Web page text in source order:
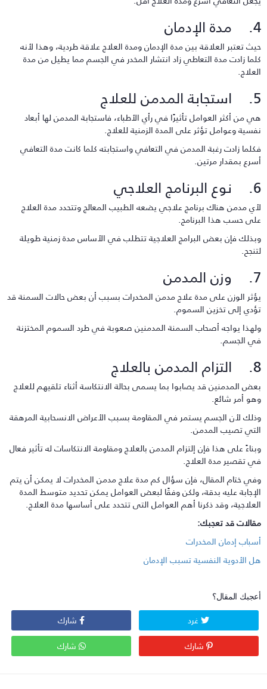
تعتبر العلاقة بين مدة الإدمان ومدة العلاج علاقة طردية، وهذا لأنه
زادت مدة التعاطي زاد انتشار المخدر في الجسم مما يطيل من مدة
من أكثر العوامل تأثيرًا في رأي الأطباء، فاستجابة المدمن لها أبعاد
وعوامل تؤثر على المدة الزمنية للعلاج.
زادت رغبة المدمن في التعافي واستجابته كلما كانت مدة التعافي
بمقدار مرتين.
مدمن هناك برنامج علاجي يضعه الطبيب المعالج وتتحدد مدة العلاج
حسب هذا البرنامج.
فإن بعض البرامج العلاجية تتطلب في الأساس مدة زمنية طويلة
الوزن على مدة علاج مدمن المخدرات بسبب أن بعض حالات السمنة قد
إلى تخزين السموم.
يواجه أصحاب السمنة المدمنين صعوبة في طرد السموم المختزنة
الجسم.
المدمنين قد يصابوا بما يسمى بحالة الانتكاسة أثناء تلقيهم للعلاج
أمر شائع.
لأن الجسم يستمر في المقاومة بسبب الأعراض الانسحابية المرهقة
تصيب المدمن.
على هذا فإن إلتزام المدمن بالعلاج ومقاومة الانتكاسات له تأثير فعال
تقصير مدة العلاج.
ختام المقال، فإن سؤال كم مدة علاج مدمن المخدرات لا يمكن أن يتم
عليه بدقة، ولكن وفقًا لبعض العوامل يمكن تحديد متوسط المدة
وقد ذكرنا أهم العوامل التى تتحدد على أساسها مدة العلاج.
قد تعجبك:
إدمان المخدرات
الأدوية النفسية تسبب الإدمان
المقال؟
غرد
شارك
شارك
شارك